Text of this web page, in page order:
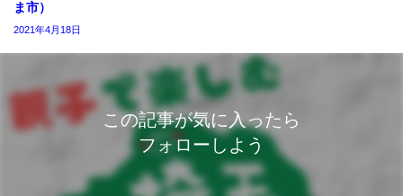
ま市）
2021年4月18日
この記事が気に入ったら
フォローしよう